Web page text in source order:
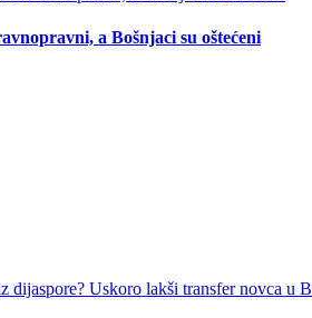
a Bošnjaci su oštećeni